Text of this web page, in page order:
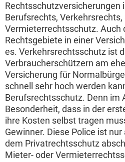
Rechtsschutzversicherungen
Berufsrechts,
Vermieterrechtsschutz. Auch
Rechtsgebiete in einer
es. Verkehrsrechtsschutz ist
Verbraucherschützern am
Versicherung für
schnell sehr hoch werden
Berufsrechtsschutz. Denn im
Besonderheit, dass in der
ihre Kosten selbst tragen
Gewinner. Diese Police ist
dem Privatrechtsschutz
Mieter- oder